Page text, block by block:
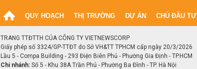
QUY HOẠCH THỊ TRƯỜNG DỰ ÁN CHỦ ĐẦU TƯ
TRANG TTĐTTH CỦA CÔNG TY VIETNEWSCORP
Giấy phép số 3324/GP-TTĐT do Sở VH&TT TPHCM cấp ngày 20/3/2026
Lầu 5 - Compa Building - 293 Điện Biên Phủ - Phường Gia Định - TP.HCM
Chi nhánh: Số 5 - Khu 38A Trần Phú - Phường Ba Đình - TP. Hà Nội